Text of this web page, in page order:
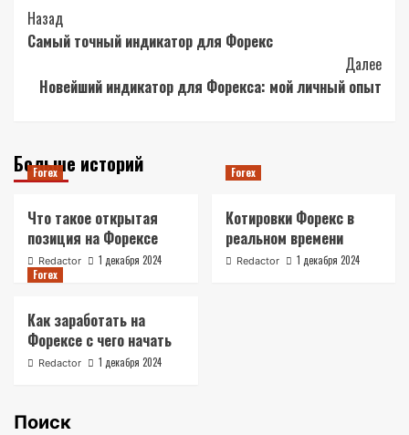
Post
Navigation
Назад
Самый точный индикатор для Форекс
Далее
Новейший индикатор для Форекса: мой личный опыт
Больше историй
Forex
Что такое открытая
позиция на Форексе
Redactor 1 декабря 2024
Forex
Котировки Форекс в
реальном времени
Redactor
1 декабря 2024
Forex
Как заработать на
Форексе с чего начать
Redactor 1 декабря 2024
Поиск